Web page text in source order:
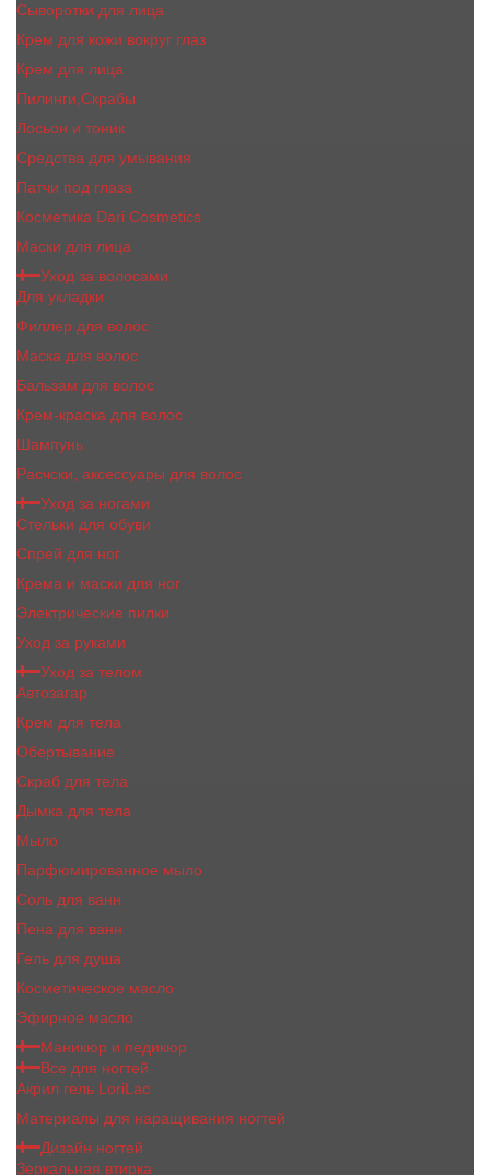
Сыворотки для лица
Крем для кожи вокруг глаз
Крем для лица
Пилинги,Скрабы
Лосьон и тоник
Средства для умывания
Патчи под глаза
Косметика Dari Cosmetics
Маски для лица
Уход за волосами
Для укладки
Филлер для волос
Маска для волос
Бальзам для волос
Крем-краска для волос
Шампунь
Расчски, аксессуары для волос
Уход за ногами
Стельки для обуви
Спрей для ног
Крема и маски для ног
Электрические пилки
Уход за руками
Уход за телом
Автозагар
Крем для тела
Обертывание
Скраб для тела
Дымка для тела
Мыло
Парфюмированное мыло
Соль для ванн
Пена для ванн
Гель для душа
Косметическое масло
Эфирное масло
Маникюр и педикюр
Все для ногтей
Акрил гель LoriLac
Материалы для наращивания ногтей
Дизайн ногтей
Зеркальная втирка